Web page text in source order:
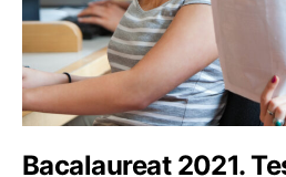
Bacalaureat 2021.